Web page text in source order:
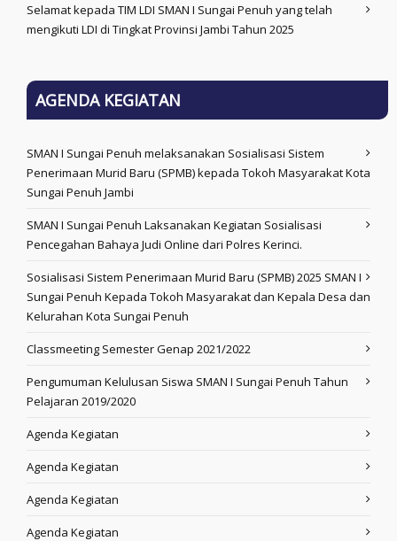
Selamat kepada TIM LDI SMAN I Sungai Penuh yang telah
mengikuti LDI di Tingkat Provinsi Jambi Tahun 2025
AGENDA KEGIATAN
SMAN I Sungai Penuh melaksanakan Sosialisasi Sistem
Penerimaan Murid Baru (SPMB) kepada Tokoh Masyarakat Kota
Sungai Penuh Jambi
SMAN I Sungai Penuh Laksanakan Kegiatan Sosialisasi
Pencegahan Bahaya Judi Online dari Polres Kerinci.
Sosialisasi Sistem Penerimaan Murid Baru (SPMB) 2025 SMAN I
Sungai Penuh Kepada Tokoh Masyarakat dan Kepala Desa dan
Kelurahan Kota Sungai Penuh
Classmeeting Semester Genap 2021/2022
Pengumuman Kelulusan Siswa SMAN I Sungai Penuh Tahun
Pelajaran 2019/2020
Agenda Kegiatan
Agenda Kegiatan
Agenda Kegiatan
Agenda Kegiatan